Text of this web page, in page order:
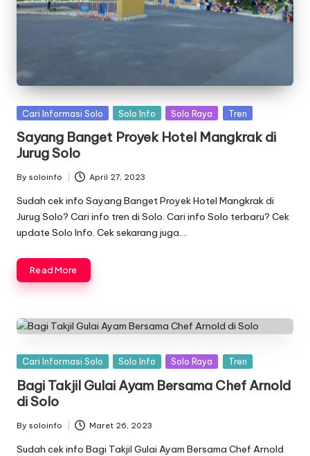
Posted
Cari Informasi Solo Solo Info Solo Raya Tren
Sayang Banget Proyek Hotel Mangkrak di
Jurug Solo
Posted
by
By soloinfo April 27, 2023
Sudah cek info Sayang Banget Proyek Hotel Mangkrak di
Jurug Solo? Cari info tren di Solo. Cari info Solo terbaru? Cek
update Solo Info. Cek sekarang juga….
Read More
Posted
Cari Informasi Solo Solo Info Solo Raya Tren
Bagi Takjil Gulai Ayam Bersama Chef Arnold
di Solo
Posted
by
By soloinfo Maret 26, 2023
Sudah cek info Bagi Takjil Gulai Ayam Bersama Chef Arnold